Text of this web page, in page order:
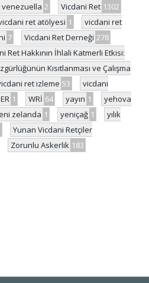
venezuella 2 Vicdani Ret 1302
ret atölyesi 1
vicdani ret
7 Vicdani Ret Derneği 278
Ret Hakkının İhlali Katmerli Etkisi:
Kısıtlanması ve Çalışma
ret izleme 53
vicdani
1 WRİ 64 yayın 1
yehova
zelanda 1 yeniçağ 1
yılık
Yunan Vicdani Retçiler
Zorunlu Askerlik 183